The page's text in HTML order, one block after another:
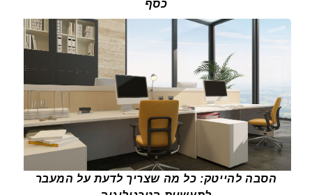
כסף
הסבה להייטק: כל מה שצריך לדעת על המעבר